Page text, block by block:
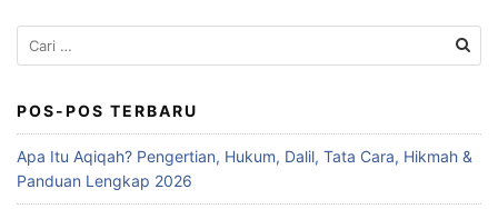
Cari
untuk:
POS-POS TERBARU
Apa Itu Aqiqah? Pengertian, Hukum, Dalil, Tata Cara, Hikmah &
Panduan Lengkap 2026